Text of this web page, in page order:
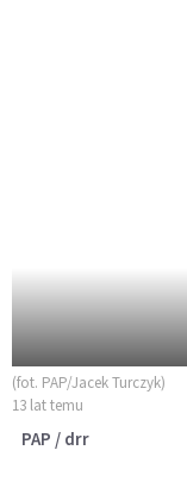
(fot. PAP/Jacek Turczyk)
13 lat temu
PAP / drr